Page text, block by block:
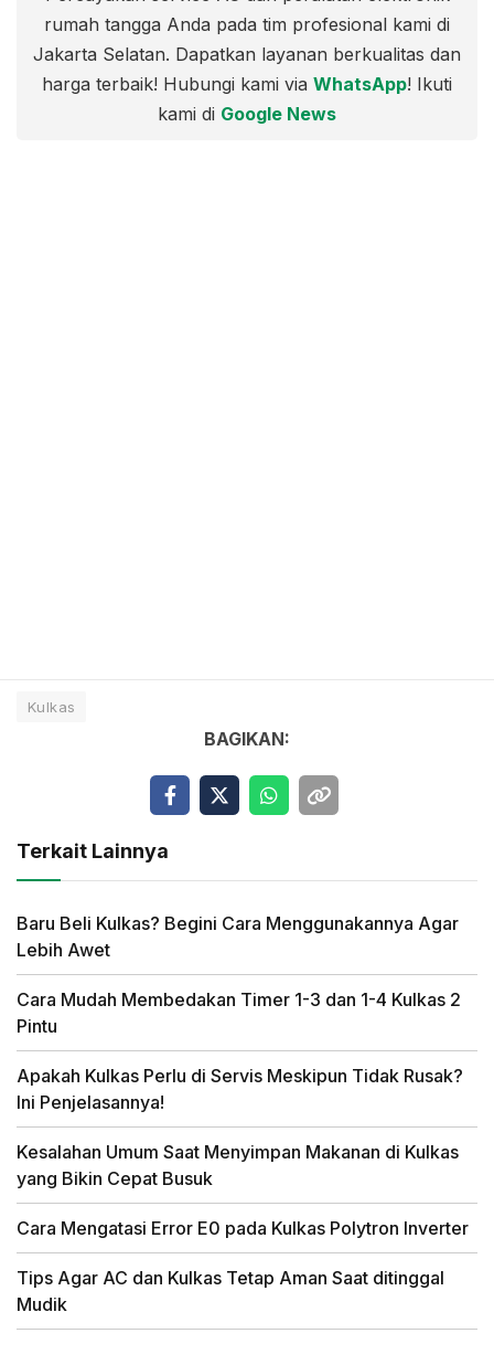
rumah tangga Anda pada tim profesional kami di
Jakarta Selatan. Dapatkan layanan berkualitas dan
harga terbaik! Hubungi kami via WhatsApp! Ikuti
kami di Google News
Kulkas
BAGIKAN:
Terkait Lainnya
Baru Beli Kulkas? Begini Cara Menggunakannya Agar
Lebih Awet
Cara Mudah Membedakan Timer 1-3 dan 1-4 Kulkas 2
Pintu
Apakah Kulkas Perlu di Servis Meskipun Tidak Rusak?
Ini Penjelasannya!
Kesalahan Umum Saat Menyimpan Makanan di Kulkas
yang Bikin Cepat Busuk
Cara Mengatasi Error E0 pada Kulkas Polytron Inverter
Tips Agar AC dan Kulkas Tetap Aman Saat ditinggal
Mudik